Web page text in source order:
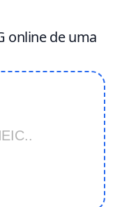
online de uma